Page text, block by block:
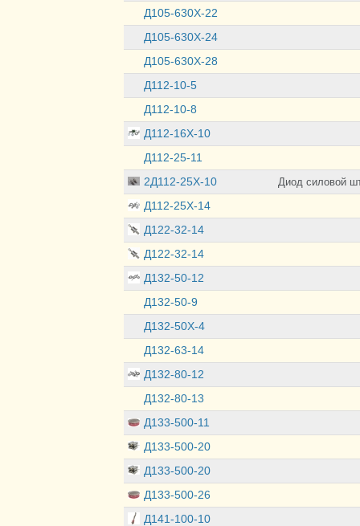
Д105-630Х-22
Д105-630Х-24
Д105-630Х-28
Д112-10-5
Д112-10-8
Д112-16Х-10
Д112-25-11
2Д112-25Х-10
Диод силовой
Д112-25Х-14
Д122-32-14
Д122-32-14
Д132-50-12
Д132-50-9
Д132-50Х-4
Д132-63-14
Д132-80-12
Д132-80-13
Д133-500-11
Д133-500-20
Д133-500-20
Д133-500-26
Д141-100-10